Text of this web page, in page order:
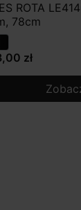
ROTA
78cm
zł